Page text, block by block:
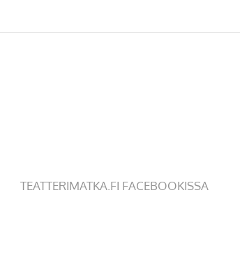
TEATTERIMATKA.FI FACEBOOKISSA